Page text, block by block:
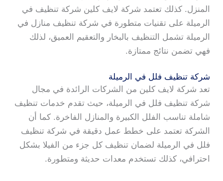
المنزل. كذلك تعتمد شركة لايف كلين شركة تنظيف في
الرميلة على تقنيات متطورة في شركة تنظيف منازل في
الرميلة تشمل التنظيف بالبخار والتعقيم العميق، لذلك
فهي تضمن نتائج ممتازة.
شركة تنظيف فلل في الرميلة
تعد شركة لايف كلين من الشركات الرائدة في مجال
شركة تنظيف فلل في الرميلة، حيث تقدم خدمات تنظيف
شاملة تناسب الفلل الكبيرة والمنازل الفاخرة. كما أن
الشركة تعتمد على خطط عمل دقيقة في شركة تنظيف
فلل في الرميلة لضمان تنظيف كل جزء من الفيلا بشكل
احترافي، كذلك تستخدم معدات حديثة ومتطورة.